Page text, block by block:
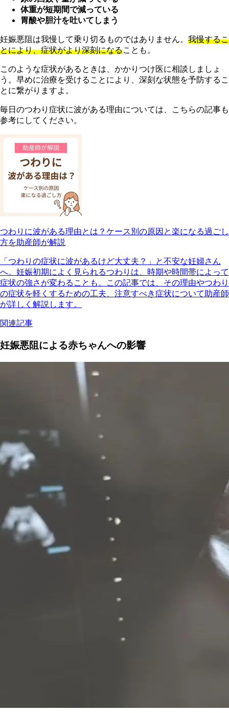
体重が短期間で減っている
胃酸や胆汁を吐いてしまう
妊娠悪阻は我慢して乗り切るものではありません。 我慢するこ
とにより、症状がより深刻になることも。
このような症状があるときは、かかりつけ医に相談しましょ
う。早めに治療を受けることにより、深刻な状態を予防するこ
とに繋がりますよ。
毎日のつわり症状に波がある理由については、こちらの記事も
参考にしてください。
つわりに波がある理由とは？ケース別の原因と楽になる過ごし
方を助産師が解説
「つわりの症状に波があるけど大丈夫？」と不安な妊婦さん
へ。妊娠初期によく見られるつわりは、時期や時間帯によって
症状の強さが変わることも。この記事では、その理由やつわり
の症状を軽くするための工夫、注意すべき症状について助産師
が詳しく解説します。
関連記事
妊娠悪阻による赤ちゃんへの影響